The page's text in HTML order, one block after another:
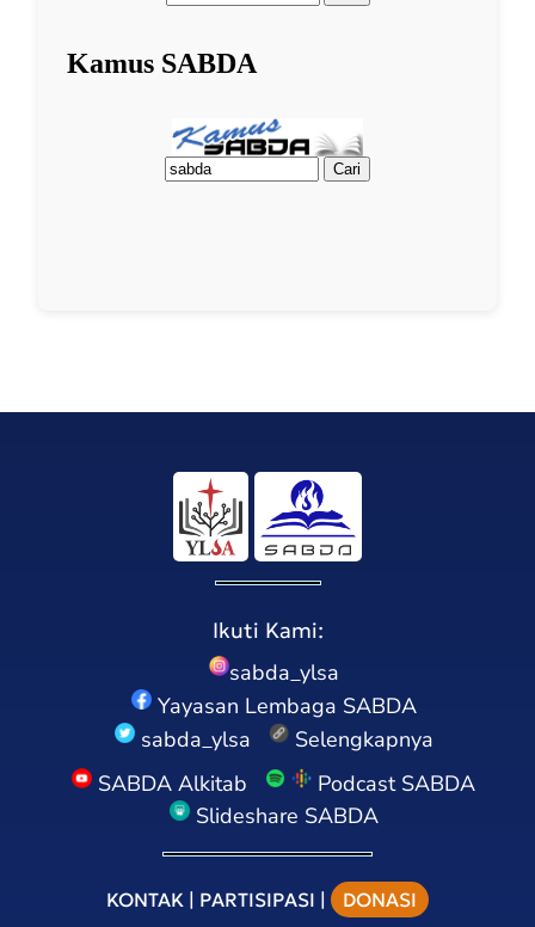
Ikuti Kami:
sabda_ylsa
Yayasan Lembaga SABDA
sabda_ylsa
Selengkapnya
SABDA Alkitab
Podcast SABDA
Slideshare SABDA
KONTAK | PARTISIPASI | DONASI